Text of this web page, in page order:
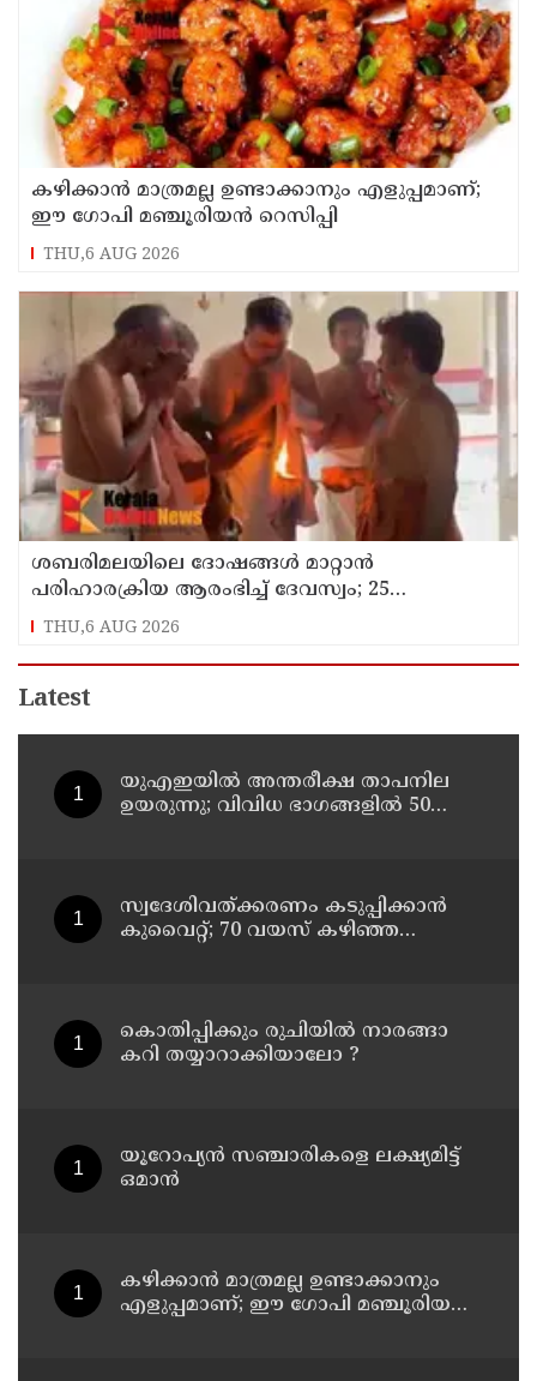
കഴിക്കാൻ മാത്രമല്ല ഉണ്ടാക്കാനും എളുപ്പമാണ്;
ഈ ഗോപി മഞ്ചൂരിയൻ റെസിപ്പി
THU,6 AUG 2026
ശബരിമലയിലെ ദോഷങ്ങൾ മാറ്റാൻ
പരിഹാരക്രിയ ആരംഭിച്ച് ദേവസ്വം; 25
ക്ഷേത്രങ്ങളിൽ പ്രത്യേക പൂജ
THU,6 AUG 2026
Latest
യുഎഇയില്‍ അന്തരീക്ഷ താപനില
ഉയരുന്നു; വിവിധ ഭാഗങ്ങളില്‍ 50
സ്വദേശിവത്ക്കരണം കടുപ്പിക്കാന്‍
കുവൈറ്റ്; 70 വയസ് കഴിഞ്ഞ
കൊതിപ്പിക്കും രുചിയിൽ നാരങ്ങാ
കറി തയ്യാറാക്കിയാലോ ?
യൂറോപ്യന്‍ സഞ്ചാരികളെ ലക്ഷ്യമിട്ട്
ഒമാന്‍
കഴിക്കാൻ മാത്രമല്ല ഉണ്ടാക്കാനും
എളുപ്പമാണ്; ഈ ഗോപി മഞ്ചൂരിയൻ